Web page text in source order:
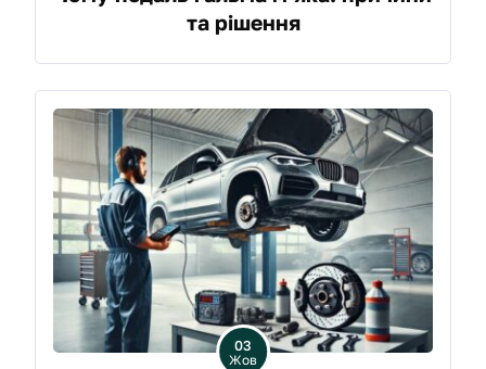
та рішення
03
Жов